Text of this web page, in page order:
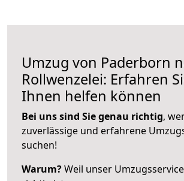
Umzug von Paderborn
Rollwenzelei: Erfahren
Ihnen helfen können
Bei uns sind Sie genau richtig,
zuverlässige und erfahrene
suchen!
Warum?Weil unser